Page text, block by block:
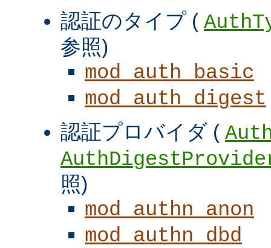
認証のタイプ (
参照)
mod_auth_basic
mod_auth_digest
認証プロバイダ (
照)
mod_authn_anon
mod_authn_dbd